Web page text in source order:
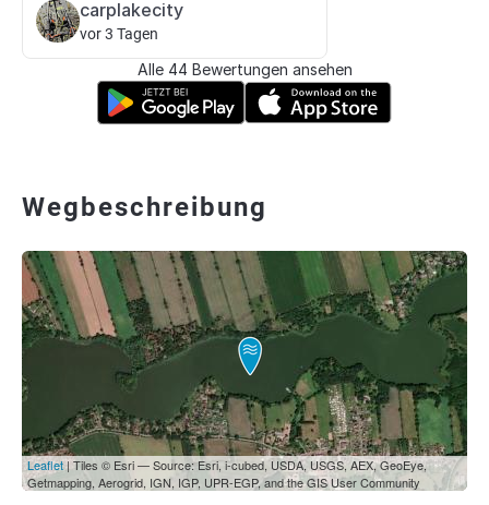
carplakecity
vor 3 Tagen
Alle 44 Bewertungen ansehen
Wegbeschreibung
Leaflet| Tiles © Esri — Source: Esri, i-cubed, USDA, USGS, AEX, GeoEye,
Getmapping, Aerogrid, IGN, IGP, UPR-EGP, and the GIS User Community